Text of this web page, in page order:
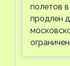
полетов
продлен